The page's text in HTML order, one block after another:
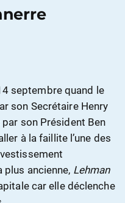
septembre quand le
son Secrétaire Henry
par son Président Ben
à la faillite l’une des
ancienne, Lehman
car elle déclenche